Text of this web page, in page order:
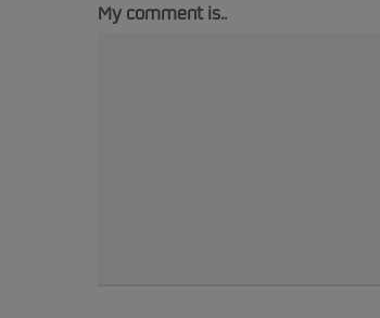
My comment is..